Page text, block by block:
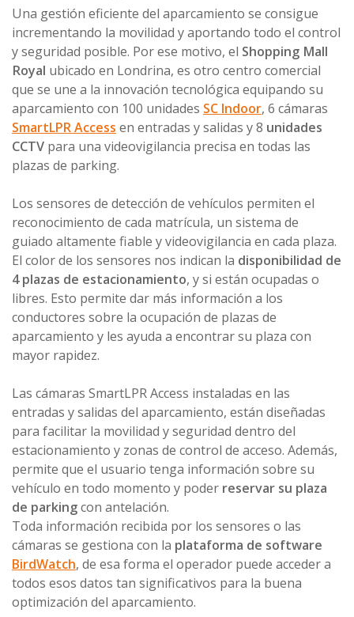
Una gestión eficiente del aparcamiento se consigue
incrementando la movilidad y aportando todo el control
y seguridad posible. Por ese motivo, el Shopping Mall
Royal ubicado en Londrina, es otro centro comercial
que se une a la innovación tecnológica equipando su
aparcamiento con 100 unidades SC Indoor, 6 cámaras
SmartLPR Access en entradas y salidas y 8 unidades
CCTV para una videovigilancia precisa en todas las
plazas de parking.
Los sensores de detección de vehículos permiten el
reconocimiento de cada matrícula, un sistema de
guiado altamente fiable y videovigilancia en cada plaza.
El color de los sensores nos indican la disponibilidad de
4 plazas de estacionamiento, y si están ocupadas o
libres. Esto permite dar más información a los
conductores sobre la ocupación de plazas de
aparcamiento y les ayuda a encontrar su plaza con
mayor rapidez.
Las cámaras SmartLPR Access instaladas en las
entradas y salidas del aparcamiento, están diseñadas
para facilitar la movilidad y seguridad dentro del
estacionamiento y zonas de control de acceso. Además,
permite que el usuario tenga información sobre su
vehículo en todo momento y poder reservar su plaza
de parkingcon antelación.
Toda información recibida por los sensores o las
cámaras se gestiona con la plataforma de software
BirdWatch, de esa forma el operador puede acceder a
todos esos datos tan significativos para la buena
optimización del aparcamiento.